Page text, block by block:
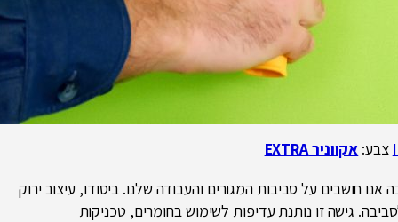
צבע: אקווניר EXTRA
חושבים על סביבות המגורים והעבודה שלנו. ביסודו, עיצוב ירוק
גישה זו נותנת עדיפות לשימוש בחומרים, טכניקות